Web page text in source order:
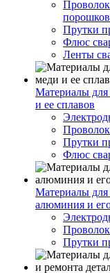
Прутки
Флюс
Ленты
Материалы для
и ее сплавов
Прутки
Флюс
Материалы для
алюминия и
Прутки